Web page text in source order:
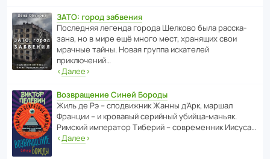
ЗАТО: город забвения
После­дняя легенда города Шелково была расска­
зана, но в мире ещё много мест, хранящих свои
мрачные тайны. Новая группа иска­телей
приключений…
‹Далее›
Возвращение Синей Бороды
Жиль де Рэ – спод­ви­жник Жанны д’Арк, маршал
Франции – и кровавый серийный убийца-маньяк.
Римский импе­ратор Тиберий – совре­менник Иисуса…
‹Далее›